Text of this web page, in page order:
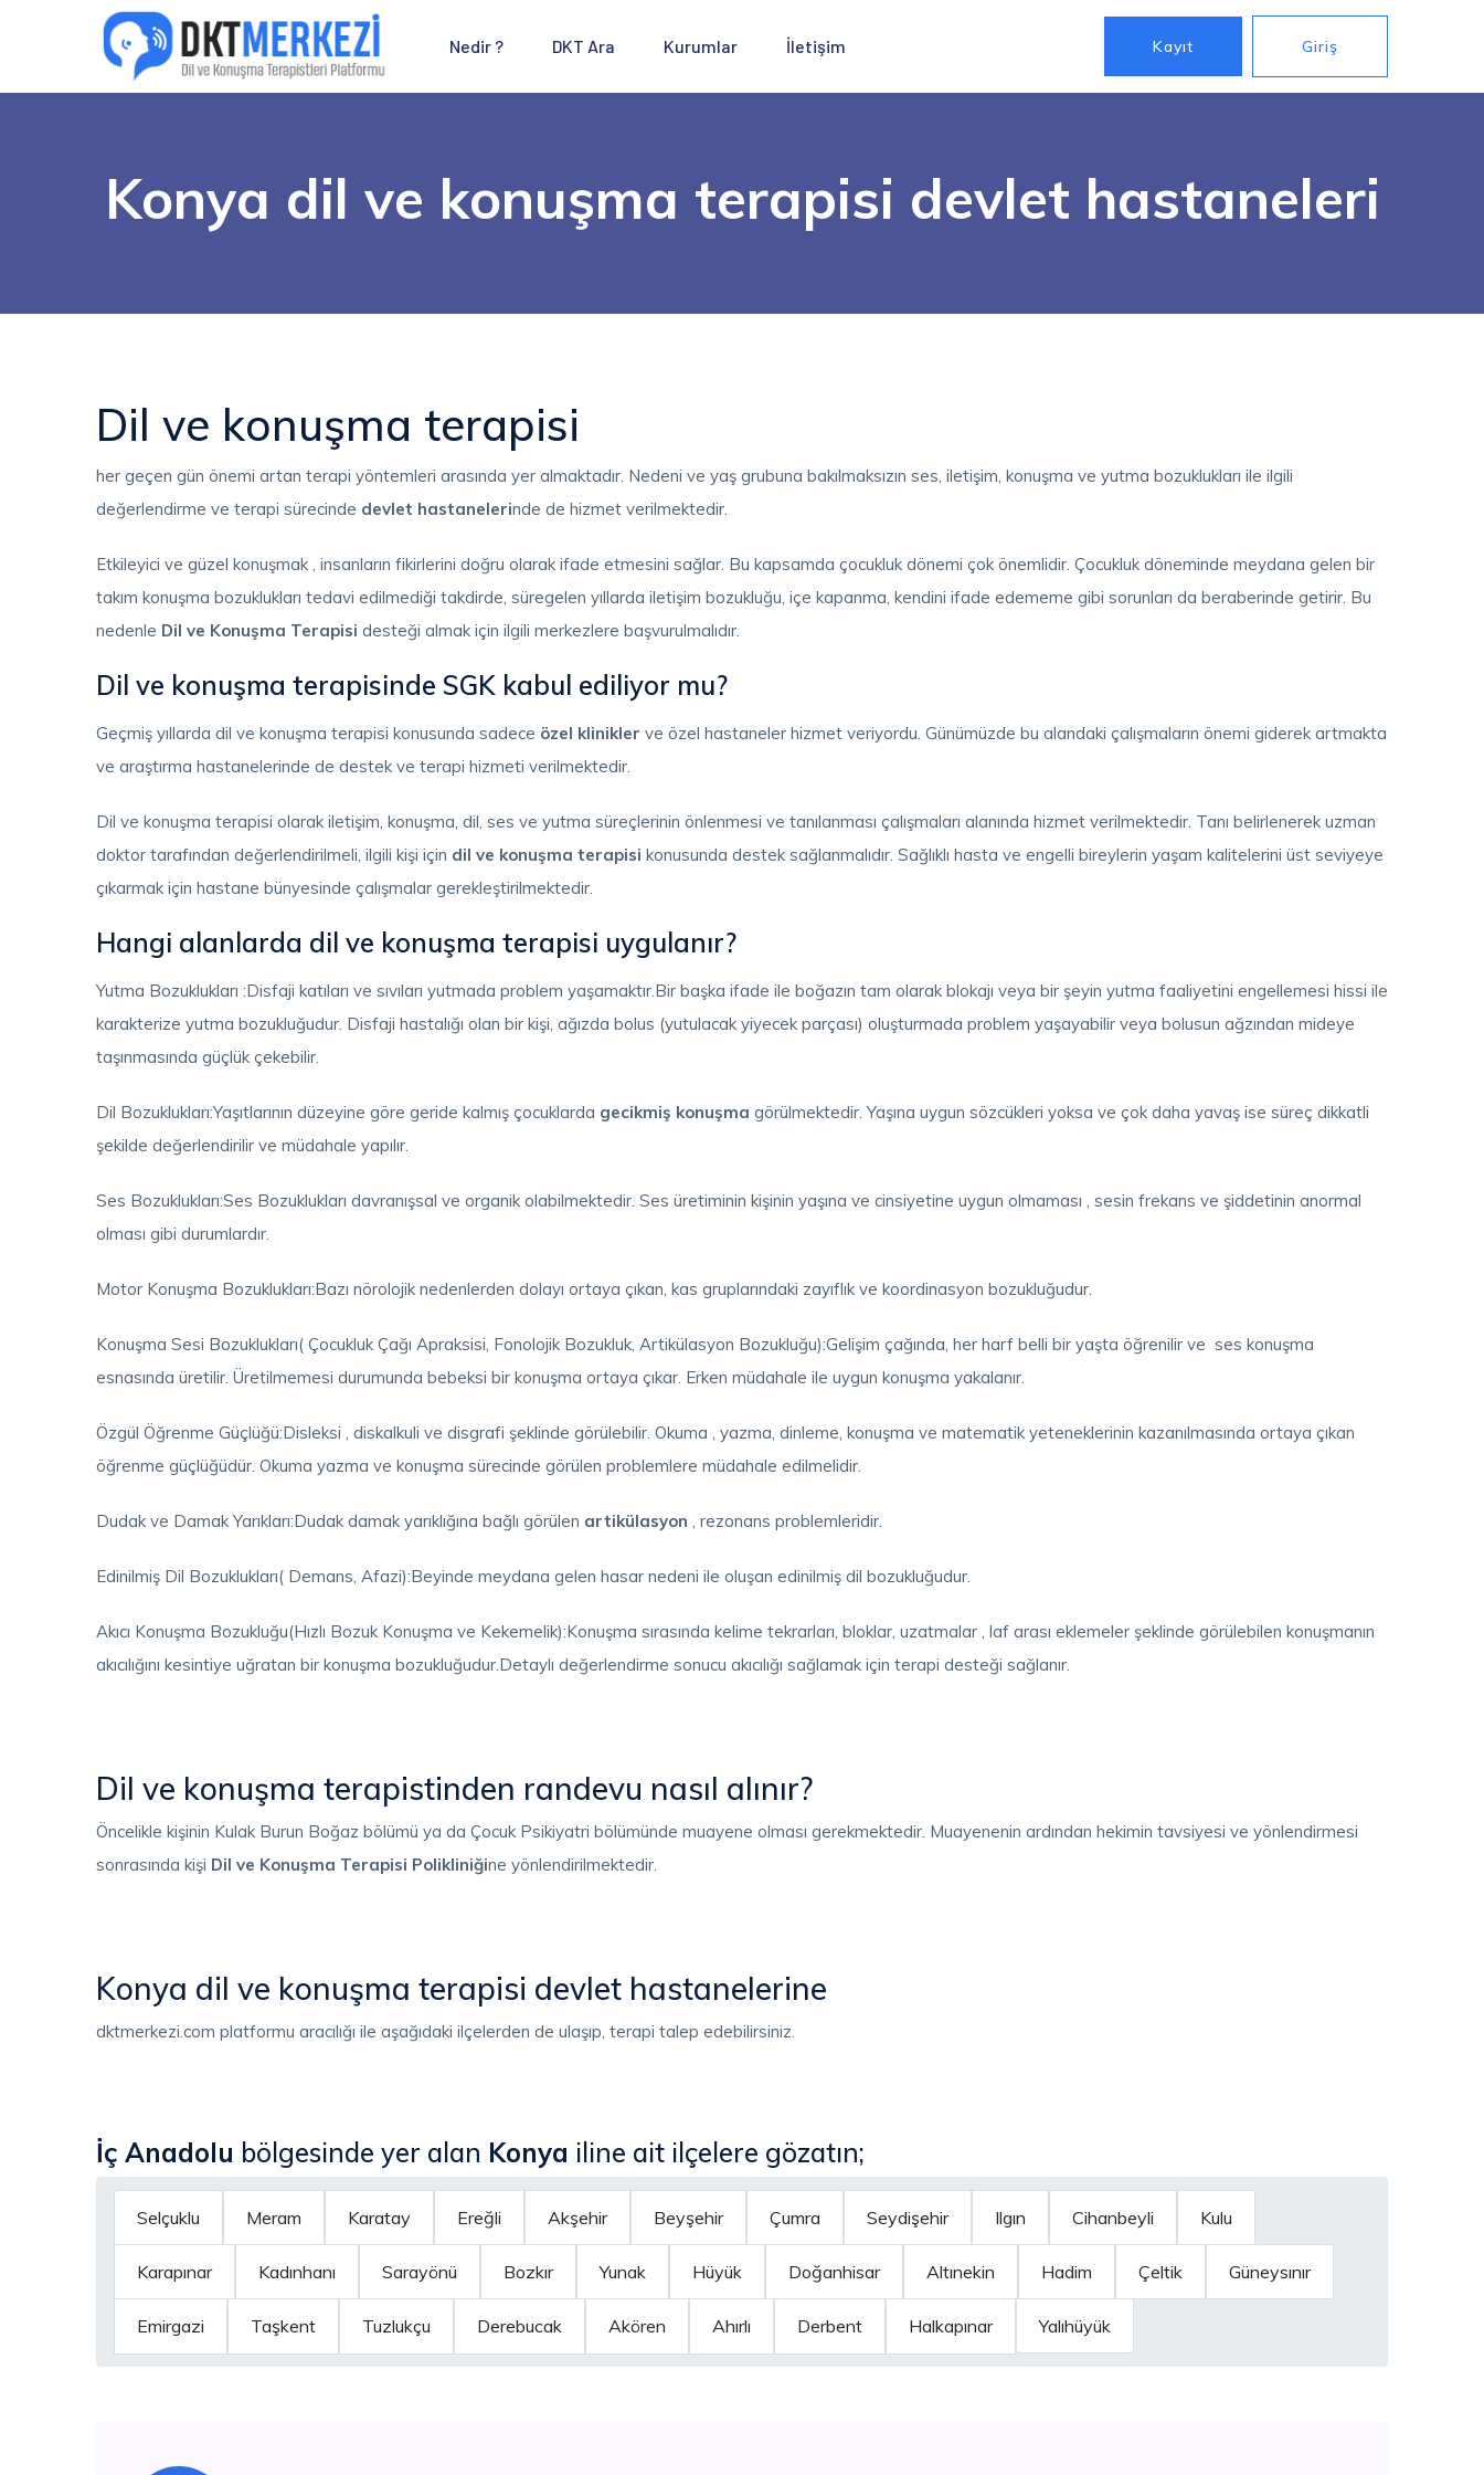
Nedir ? DKT Ara Kurumlar İletişim Kayıt Giriş
Konya dil ve konuşma terapisi devlet hastaneleri
Dil ve konuşma terapisi
her geçen gün önemi artan terapi yöntemleri arasında yer almaktadır. Nedeni ve yaş grubuna bakılmaksızın ses, iletişim, konuşma ve yutma bozuklukları ile ilgili
değerlendirme ve terapi sürecinde devlet hastanelerinde de hizmet verilmektedir.
Etkileyici ve güzel konuşmak , insanların fikirlerini doğru olarak ifade etmesini sağlar. Bu kapsamda çocukluk dönemi çok önemlidir. Çocukluk döneminde meydana gelen bir
takım konuşma bozuklukları tedavi edilmediği takdirde, süregelen yıllarda iletişim bozukluğu, içe kapanma, kendini ifade edememe gibi sorunları da beraberinde getirir. Bu
nedenle Dil ve Konuşma Terapisi desteği almak için ilgili merkezlere başvurulmalıdır.
Dil ve konuşma terapisinde SGK kabul ediliyor mu?
Geçmiş yıllarda dil ve konuşma terapisi konusunda sadece özel klinikler ve özel hastaneler hizmet veriyordu. Günümüzde bu alandaki çalışmaların önemi giderek artmakta
ve araştırma hastanelerinde de destek ve terapi hizmeti verilmektedir.
Dil ve konuşma terapisi olarak iletişim, konuşma, dil, ses ve yutma süreçlerinin önlenmesi ve tanılanması çalışmaları alanında hizmet verilmektedir. Tanı belirlenerek uzman
doktor tarafından değerlendirilmeli, ilgili kişi için dil ve konuşma terapisi konusunda destek sağlanmalıdır. Sağlıklı hasta ve engelli bireylerin yaşam kalitelerini üst seviyeye
çıkarmak için hastane bünyesinde çalışmalar gerekleştirilmektedir.
Hangi alanlarda dil ve konuşma terapisi uygulanır?
Yutma Bozuklukları :Disfaji katıları ve sıvıları yutmada problem yaşamaktır.Bir başka ifade ile boğazın tam olarak blokajı veya bir şeyin yutma faaliyetini engellemesi hissi ile
karakterize yutma bozukluğudur. Disfaji hastalığı olan bir kişi, ağızda bolus (yutulacak yiyecek parçası) oluşturmada problem yaşayabilir veya bolusun ağzından mideye
taşınmasında güçlük çekebilir.
Dil Bozuklukları:Yaşıtlarının düzeyine göre geride kalmış çocuklarda gecikmiş konuşma görülmektedir. Yaşına uygun sözcükleri yoksa ve çok daha yavaş ise süreç dikkatli
şekilde değerlendirilir ve müdahale yapılır.
Ses Bozuklukları:Ses Bozuklukları davranışsal ve organik olabilmektedir. Ses üretiminin kişinin yaşına ve cinsiyetine uygun olmaması , sesin frekans ve şiddetinin anormal
olması gibi durumlardır.
Motor Konuşma Bozuklukları:Bazı nörolojik nedenlerden dolayı ortaya çıkan, kas gruplarındaki zayıflık ve koordinasyon bozukluğudur.
Konuşma Sesi Bozuklukları( Çocukluk Çağı Apraksisi, Fonolojik Bozukluk, Artikülasyon Bozukluğu):Gelişim çağında, her harf belli bir yaşta öğrenilir ve ses konuşma
esnasında üretilir. Üretilmemesi durumunda bebeksi bir konuşma ortaya çıkar. Erken müdahale ile uygun konuşma yakalanır.
Özgül Öğrenme Güçlüğü:Disleksi , diskalkuli ve disgrafi şeklinde görülebilir. Okuma , yazma, dinleme, konuşma ve matematik yeteneklerinin kazanılmasında ortaya çıkan
öğrenme güçlüğüdür. Okuma yazma ve konuşma sürecinde görülen problemlere müdahale edilmelidir.
Dudak ve Damak Yarıkları:Dudak damak yarıklığına bağlı görülen artikülasyon , rezonans problemleridir.
Edinilmiş Dil Bozuklukları( Demans, Afazi):Beyinde meydana gelen hasar nedeni ile oluşan edinilmiş dil bozukluğudur.
Akıcı Konuşma Bozukluğu(Hızlı Bozuk Konuşma ve Kekemelik):Konuşma sırasında kelime tekrarları, bloklar, uzatmalar , laf arası eklemeler şeklinde görülebilen konuşmanın
akıcılığını kesintiye uğratan bir konuşma bozukluğudur.Detaylı değerlendirme sonucu akıcılığı sağlamak için terapi desteği sağlanır.
Dil ve konuşma terapistinden randevu nasıl alınır?
Öncelikle kişinin Kulak Burun Boğaz bölümü ya da Çocuk Psikiyatri bölümünde muayene olması gerekmektedir. Muayenenin ardından hekimin tavsiyesi ve yönlendirmesi
sonrasında kişi Dil ve Konuşma Terapisi Polikliniğine yönlendirilmektedir.
Konya dil ve konuşma terapisi devlet hastanelerine
dktmerkezi.com platformu aracılığı ile aşağıdaki ilçelerden de ulaşıp, terapi talep edebilirsiniz.
İç Anadolu bölgesinde yer alan Konya iline ait ilçelere gözatın;
Selçuklu Meram Karatay Ereğli Akşehir Beyşehir Çumra Seydişehir Ilgın Cihanbeyli Kulu
Karapınar Kadınhanı Sarayönü Bozkır Yunak Hüyük Doğanhisar Altınekin Hadim Çeltik Güneysınır
Emirgazi Taşkent Tuzlukçu Derebucak Akören Ahırlı Derbent Halkapınar Yalıhüyük